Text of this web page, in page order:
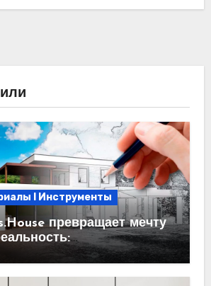
l Инструменты
превращает мечту
под ключ